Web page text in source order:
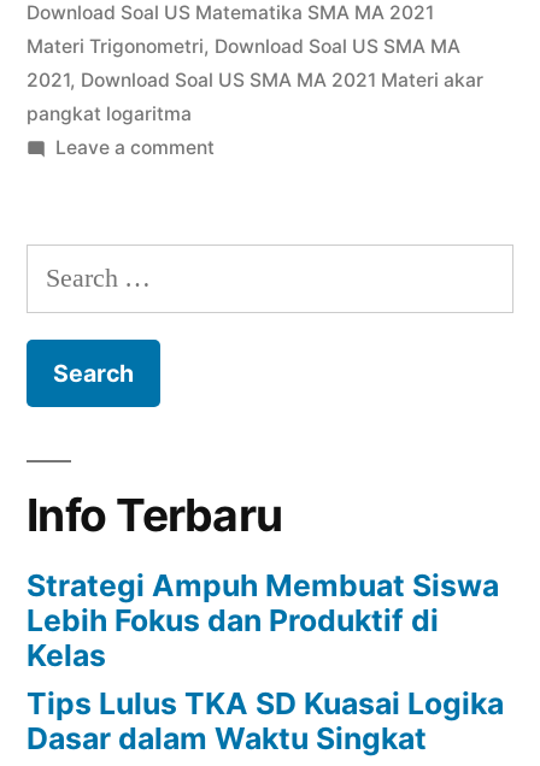
Download Soal US Matematika SMA MA 2021
Materi Trigonometri, Download Soal US SMA MA
2021, Download Soal US SMA MA 2021 Materi akar
pangkat logaritma
Leave a commenton
US
SMA
Search
for:
Info Terbaru
Strategi Ampuh Membuat Siswa
Lebih Fokus dan Produktif di
Kelas
Tips Lulus TKA SD Kuasai Logika
Dasar dalam Waktu Singkat